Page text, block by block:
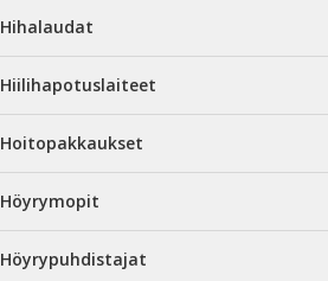
Hihalaudat
Hiilihapotuslaiteet
Hoitopakkaukset
Höyrymopit
Höyrypuhdistajat